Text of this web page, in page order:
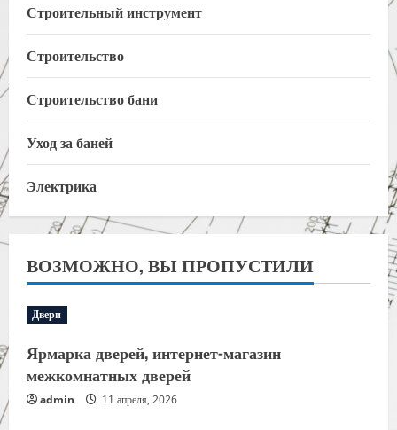
Строительный инструмент
Строительство
Строительство бани
Уход за баней
Электрика
ВОЗМОЖНО, ВЫ ПРОПУСТИЛИ
Двери
Ярмарка дверей, интернет-магазин
межкомнатных дверей
admin 11 апреля, 2026